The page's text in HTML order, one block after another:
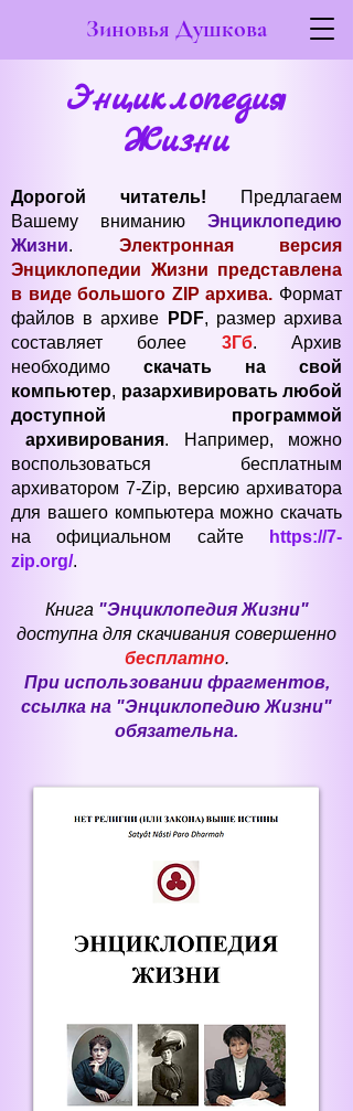
Зиновья Душкова
Энциклопедия
Жизни
Дорогой читатель! Предлагаем
Вашему вниманию Энциклопедию
Жизни. Электронная версия
Энциклопедии Жизни представлена
в виде большого ZIP архива. Формат
файлов в архиве
PDF, размер архива
составляет более 3Гб. Архив
необходимо скачать на свой
компьютер, разархивировать любой
доступной программой
архивирования. Например, можно
воспользоваться бесплатным
архиватором 7-Zip, версию архиватора
для вашего компьютера можно скачать
на официальном сайте
https://7-
zip.org/.
Книга "Энциклопедия Жизни"
доступна для скачивания совершенно
бесплатно.
При использовании фрагментов,
ссылка на "Энциклопедию Жизни"
обязательна.